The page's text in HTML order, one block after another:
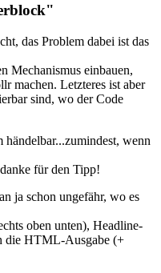
das Problem dabei ist das
Mechanismus einbauen,
machen. Letzteres ist aber
sind, wo der Code
händelbar...zumindest, wenn
für den Tipp!
ja schon ungefähr, wo es
oben unten), Headline-
die HTML-Ausgabe (+